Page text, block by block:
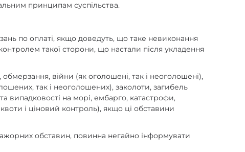
принципам суспільства.
по оплаті, якщо доведуть, що таке невиконання
такої сторони, що настали після укладення
війни (як оголошені, так і неоголошені),
так і неоголошених), заколоти, загибель
випадковості на морі, ембарго, катастрофи,
і ціновий контроль), якщо ці обставини
обставин, повинна негайно інформувати